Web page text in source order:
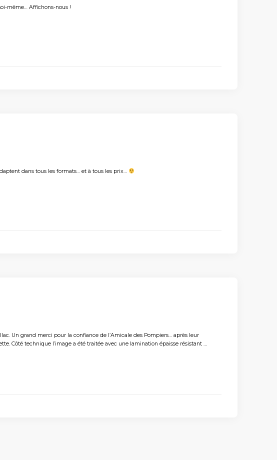
même… Affichons-nous !
dans tous les formats… et à tous les prix…
Un grand merci pour la confiance de l’Amicale des Pompiers… après leur
Côté technique l’image a été traitée avec une lamination épaisse résistant …